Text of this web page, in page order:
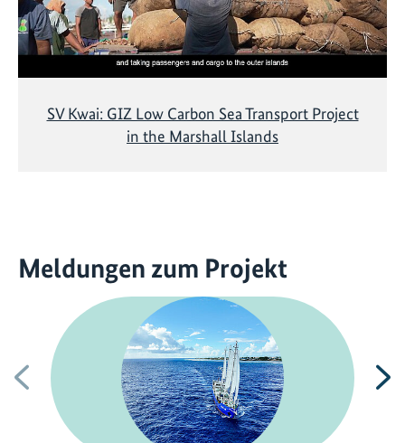
SV Kwai: GIZ Low Carbon Sea Transport Project
in the Marshall Islands
Meldungen zum Projekt
Vorherige